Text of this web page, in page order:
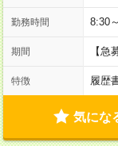
勤務時間 8:30
期間 【
特徴 履歴
気にな